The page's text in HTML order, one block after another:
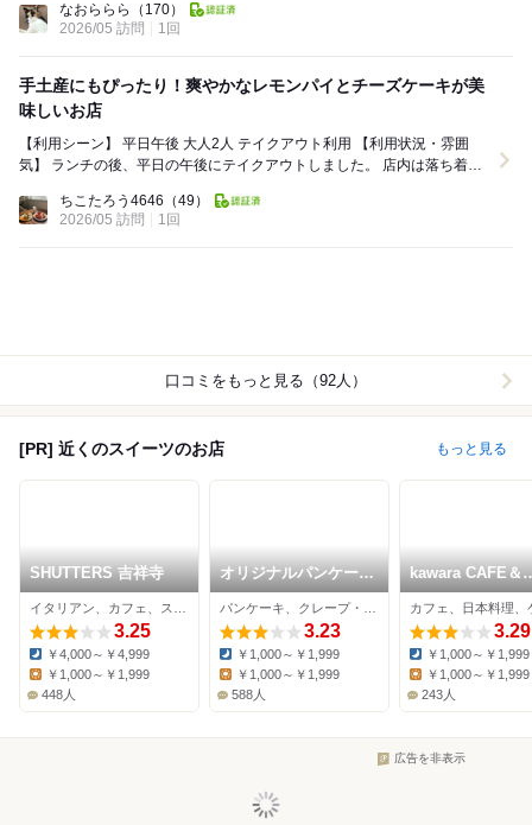
なおららら
（170）
2026/05 訪問
1回
手土産にもぴったり！爽やかなレモンパイとチーズケーキが美
味しいお店
【利用シーン】 平日午後 大人2人 テイクアウト利用 【利用状況・雰囲
気】 ランチの後、平日の午後にテイクアウトしました。 店内は落ち着い
ちこたろう4646 （49）
2026/05 訪問
1回
口コミをもっと見る（92人）
[PR] 近くのスイーツのお店 もっと見る
SHUTTERS 吉祥寺
3.25
Dinner:
￥4,000～￥4,999
￥1,000～￥1,999
448人
オリジナルパンケーキ
ハウス 吉祥寺店
3.23
Dinner:
￥1,000～￥1,999
￥1,000～￥1,999
588人
kawara CAFE＆
KITCHEN 吉祥寺
PARCO店
カフェ、日本料理、
3.29
Dinner:
￥1,000～￥1,999
￥1,000～￥1,999
243人
広告を非表示